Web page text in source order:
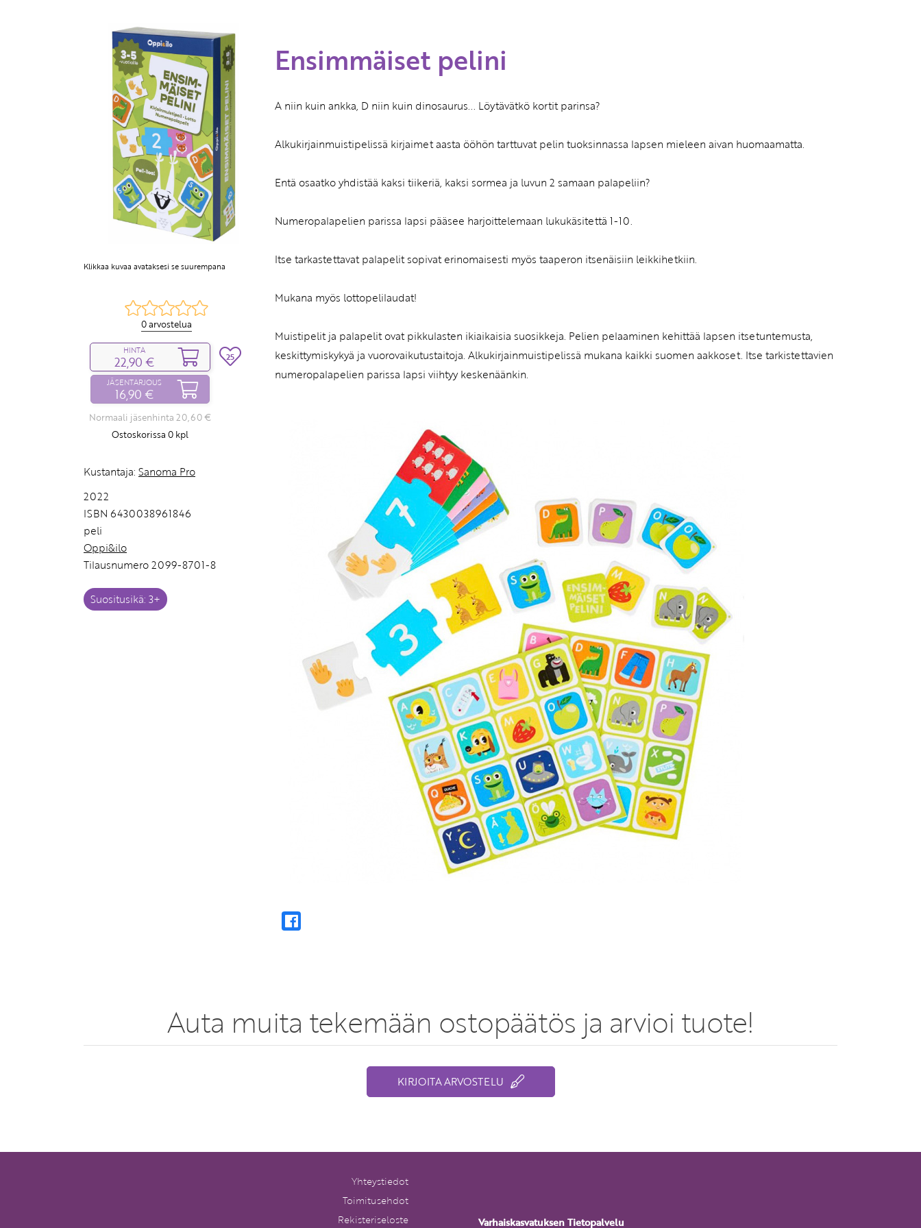
jäsen?
Liity tästä!
Klikkaa kuvaa avataksesi se suurempana
0 arvostelua
HINTA
22,90 €
JÄSENTARJOUS
16,90 €
Normaali jäsenhinta 20,60 €
Ostoskorissa 0kpl
25
Kustantaja: Sanoma Pro
2022
ISBN 6430038961846
peli
Oppi&ilo
Tilausnumero 2099-8701-8
Suositusikä: 3+
Ensimmäiset pelini
A niin kuin ankka, D niin kuin dinosaurus... Löytävätkö kortit parinsa?
Alkukirjainmuistipelissä kirjaimet aasta ööhön tarttuvat pelin tuoksinnassa lapsen mieleen aivan huomaamatta.
Entä osaatko yhdistää kaksi tiikeriä, kaksi sormea ja luvun 2 samaan palapeliin?
Numeropalapelien parissa lapsi pääsee harjoittelemaan lukukäsitettä 1-10.
Itse tarkastettavat palapelit sopivat erinomaisesti myös taaperon itsenäisiin leikkihetkiin.
Mukana myös lottopelilaudat!
Muistipelit ja palapelit ovat pikkulasten ikiaikaisia suosikkeja. Pelien pelaaminen kehittää lapsen itsetuntemusta,
keskittymiskykyä ja vuorovaikutustaitoja. Alkukirjainmuistipelissä mukana kaikki suomen aakkoset. Itse tarkistettavien
numeropalapelien parissa lapsi viihtyy keskenäänkin.
Auta muita tekemään ostopäätös ja arvioi tuote!
KIRJOITA ARVOSTELU
Yhteystiedot
Toimitusehdot
Rekisteriseloste
Varhaiskasvatuksen Tietopalvelu